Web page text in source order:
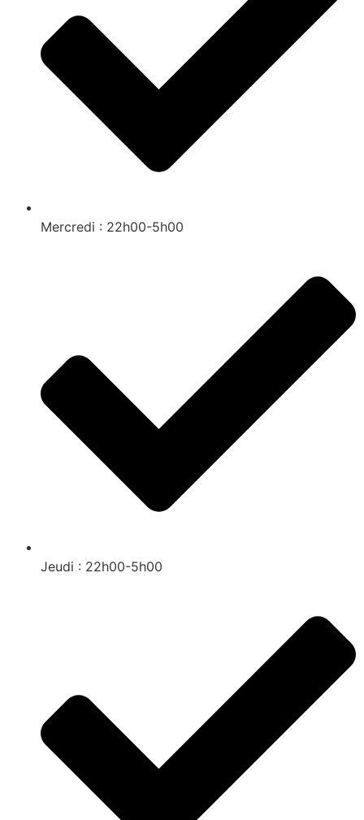
Mercredi : 22h00-5h00
Jeudi : 22h00-5h00